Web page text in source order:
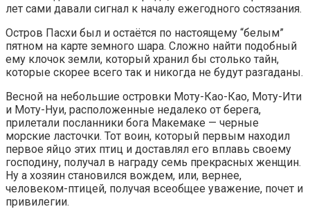
лет сами давали сигнал к началу ежегодного состязания.
Остров Пасхи был и остаётся по настоящему “белым”
пятном на карте земного шара. Сложно найти подобный
ему клочок земли, который хранил бы столько тайн,
которые скорее всего так и никогда не будут разгаданы.
Весной на небольшие островки Моту-Као-Као, Моту-Ити
и Моту-Нуи, расположенные недалеко от берега,
прилетали посланники бога Макемаке — черные
морские ласточки. Тот воин, который первым находил
первое яйцо этих птиц и доставлял его вплавь своему
господину, получал в награду семь прекрасных женщин.
Ну а хозяин становился вождем, или, вернее,
человеком-птицей, получая всеобщее уважение, почет и
привилегии.